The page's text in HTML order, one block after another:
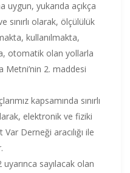
uygun, yukarıda açıkça
sınırlı olarak, ölçülülük
kullanılmakta,
otomatik olan yollarla
Metni’nin 2. maddesi
kapsamında sınırlı
elektronik ve fiziki
Derneği aracılığı ile
sayılacak olan